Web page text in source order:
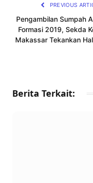
PREVIOUS
Pengambilan Sumpah
Formasi 2019, Sekda
Makassar Tekankan
Berita Terkait: